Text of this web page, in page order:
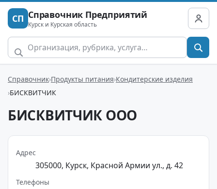
СП Справочник Предприятий
Курск и Курская область
Справочник Продукты питания Кондитерские изделия
БИСКВИТЧИК
БИСКВИТЧИК ООО
Адрес
305000, Курск, Красной Армии ул., д. 42
Телефоны